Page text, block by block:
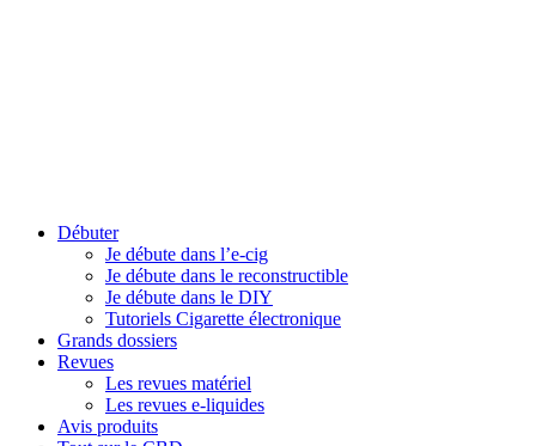
Débuter
Je débute dans l’e-cig
Je débute dans le reconstructible
Je débute dans le DIY
Tutoriels Cigarette électronique
Grands dossiers
Revues
Les revues matériel
Les revues e-liquides
Avis produits